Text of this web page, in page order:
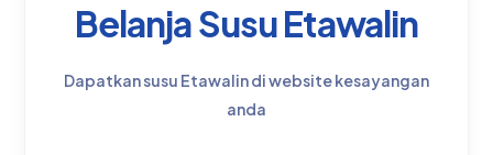
Belanja Susu Etawalin
Dapatkan susu Etawalin di website kesayangan
anda